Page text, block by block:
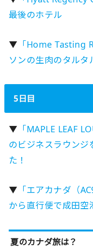
最後のホテル
▼ 「Home Tasting
ソンの生肉のタル
5日目
▼ 「MAPLE LEAF
のビジネスラウンジ
た！
▼ 「エアカナダ（
から直行便で成田空
夏のカナダ旅は？